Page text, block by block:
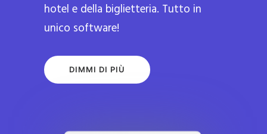
hotel e della biglietteria. Tutto in
unico software!
DIMMI DI PIÙ